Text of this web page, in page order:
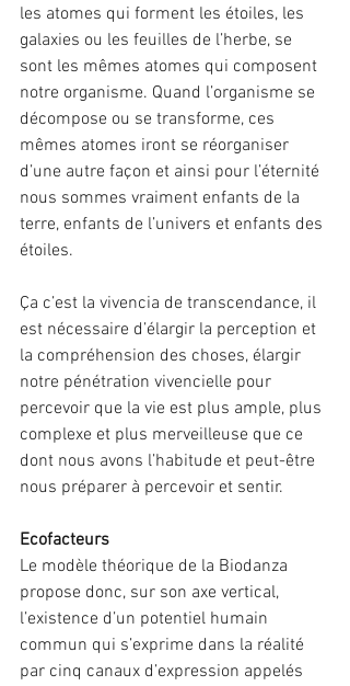
les atomes qui forment les étoiles, les
galaxies ou les feuilles de l’herbe, se
sont les mêmes atomes qui composent
notre organisme. Quand l’organisme se
décompose ou se transforme, ces
mêmes atomes iront se réorganiser
d’une autre façon et ainsi pour l’éternité
nous sommes vraiment enfants de la
terre, enfants de l’univers et enfants des
étoiles.
Ça c’est la vivencia de transcendance, il
est nécessaire d’élargir la perception et
la compréhension des choses, élargir
notre pénétration vivencielle pour
percevoir que la vie est plus ample, plus
complexe et plus merveilleuse que ce
dont nous avons l’habitude et peut-être
nous préparer à percevoir et sentir.
Ecofacteurs
Le modèle théorique de la Biodanza
propose donc, sur son axe vertical,
l’existence d’un potentiel humain
commun qui s’exprime dans la réalité
par cinq canaux d’expression appelés